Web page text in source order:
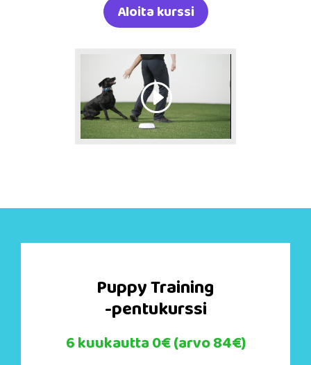
Aloita kurssi
Puppy Training
-pentukurssi
6 kuukautta 0€ (arvo 84€)